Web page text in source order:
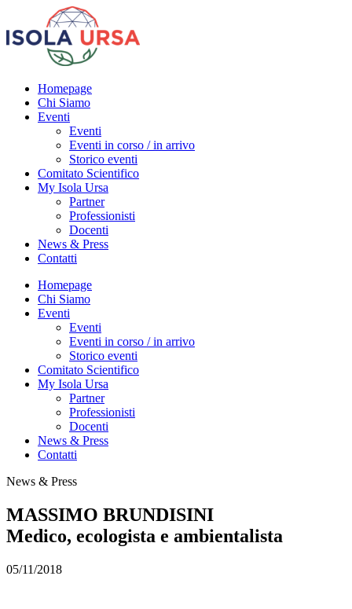
Homepage
Chi Siamo
Eventi
Eventi
Eventi in corso / in arrivo
Storico eventi
Comitato Scientifico
My Isola Ursa
Partner
Professionisti
Docenti
News & Press
Contatti
Homepage
Chi Siamo
Eventi
Eventi
Eventi in corso / in arrivo
Storico eventi
Comitato Scientifico
My Isola Ursa
Partner
Professionisti
Docenti
News & Press
Contatti
News & Press
MASSIMO BRUNDISINI
Medico, ecologista e ambientalista
05/11/2018